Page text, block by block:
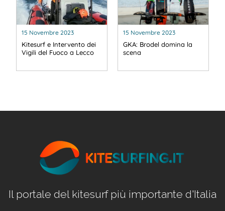
15 Novembre 2023
Kitesurf e Intervento dei
Vigili del Fuoco a Lecco
15 Novembre 2023
GKA: Brodel domina la
scena
Il portale del kitesurf più importante d'Italia